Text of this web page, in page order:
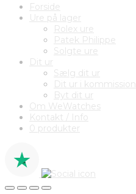
Forside
Ure på lager
Rolex ure
Patek Philippe
Solgte ure
Dit ur
Sælg dit ur
Dit ur i kommission
Byt dit ur
Om WeWatches
Kontakt / Info
0 produkter